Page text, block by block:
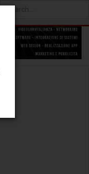
Type 2 or more characters
for results.